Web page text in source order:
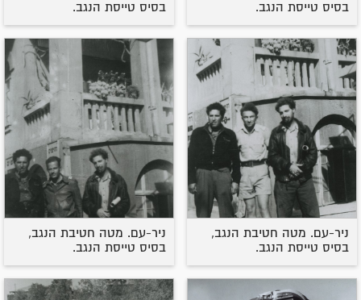
בסיס טייסת הנגב.
בסיס טייסת הנגב.
ניר-עם. מטה חטיבת הנגב,
בסיס טייסת הנגב.
ניר-עם. מטה חטיבת הנגב,
בסיס טייסת הנגב.